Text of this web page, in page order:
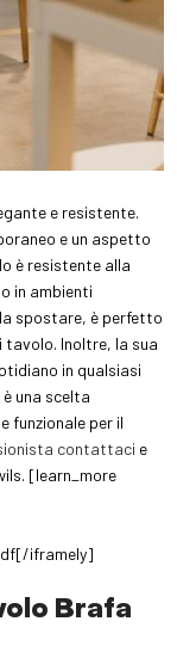
e resistente.
e un aspetto
è resistente alla
in ambienti
spostare, è perfetto
Inoltre, la sua
in qualsiasi
una scelta
funzionale per il
contattaci e
[learn_more
iframely]
Brafa